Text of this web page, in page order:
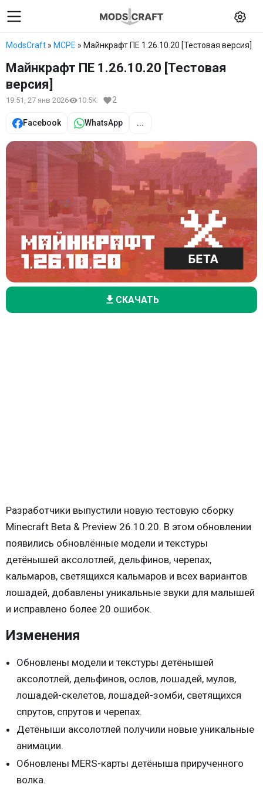
ModsCraft » MCPE » Майнкрафт ПЕ 1.26.10.20 [Тестовая версия]
Майнкрафт ПЕ 1.26.10.20 [Тестовая
версия]
19:51, 27 янв 2026 10.5K 2
Facebook WhatsApp ...
СКАЧАТЬ
Разработчики выпустили новую тестовую сборку
Minecraft Beta & Preview 26.10.20. В этом обновлении
появились обновлённые модели и текстуры
детёнышей аксолотлей, дельфинов, черепах,
кальмаров, светящихся кальмаров и всех вариантов
лошадей, добавлены уникальные звуки для малышей
и исправлено более 20 ошибок.
Изменения
Обновлены модели и текстуры детёнышей
аксолотлей, дельфинов, ослов, лошадей, мулов,
лошадей-скелетов, лошадей-зомби, светящихся
спрутов, спрутов и черепах.
Детёныши аксолотлей получили новые уникальные
анимации.
Обновлены MERS-карты детёныша прирученного
волка.